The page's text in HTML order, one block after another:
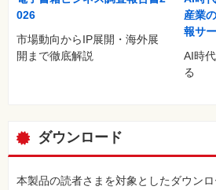
026
市場動向からIP展開・海外展
開まで徹底解説
産業
報サ
AI時
る
ダウンロード
本製品の読者さまを対象としたダウンロ